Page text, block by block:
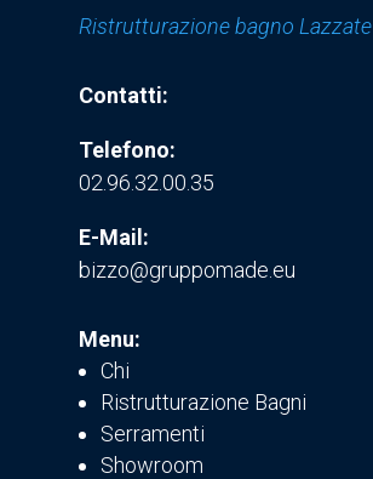
Ristrutturazione bagno Lazzate
Contatti:
Telefono:
02.96.32.00.35
E-Mail:
bizzo@gruppomade.eu
Menu:
Chi
Ristrutturazione Bagni
Serramenti
Showroom